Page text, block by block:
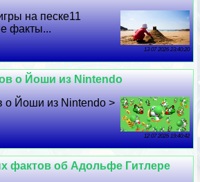
на песке11
факты...
13 07 2026 23:40:20
о Йоши из Nintendo
о Йоши из Nintendo >
12 07 2026 19:40:42
фактов об Адольфе Гитлере